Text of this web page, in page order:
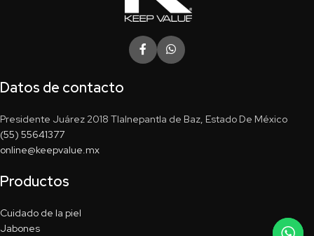
Datos de contacto
Presidente Juárez 2018 Tlalnepantla de Baz, Estado De México
(55) 55641377
online@keepvalue.mx
Productos
Cuidado de la piel
Jabones